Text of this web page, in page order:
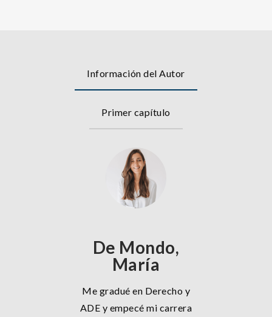
Información del Autor
Primer capítulo
De Mondo,
María
Me gradué en Derecho y
ADE y empecé mi carrera